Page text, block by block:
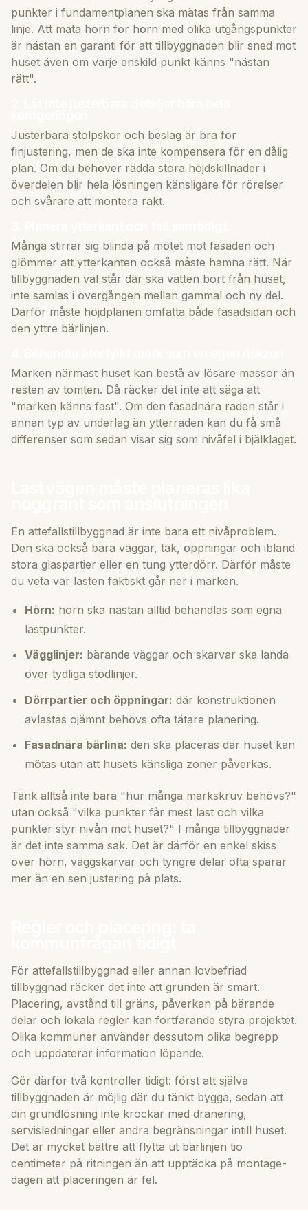
punkter i fundamentplanen ska mätas från samma
linje. Att mäta hörn för hörn med olika utgångspunkter
är nästan en garanti för att tillbyggnaden blir sned mot
huset även om varje enskild punkt känns "nästan
rätt".
Justerbara stolpskor och beslag är bra för
finjustering, men de ska inte kompensera för en dålig
plan. Om du behöver rädda stora höjdskillnader i
överdelen blir hela lösningen känsligare för rörelser
och svårare att montera rakt.
Många stirrar sig blinda på mötet mot fasaden och
glömmer att ytterkanten också måste hamna rätt. När
tillbyggnaden väl står där ska vatten bort från huset,
inte samlas i övergången mellan gammal och ny del.
Därför måste höjdplanen omfatta både fasadsidan och
den yttre bärlinjen.
Marken närmast huset kan bestå av lösare massor än
resten av tomten. Då räcker det inte att säga att
"marken känns fast". Om den fasadnära raden står i
annan typ av underlag än ytterraden kan du få små
differenser som sedan visar sig som nivåfel i bjälklaget.
En attefallstillbyggnad är inte bara ett nivåproblem.
Den ska också bära väggar, tak, öppningar och ibland
stora glaspartier eller en tung ytterdörr. Därför måste
du veta var lasten faktiskt går ner i marken.
Hörn: hörn ska nästan alltid behandlas som egna
lastpunkter.
Vägglinjer: bärande väggar och skarvar ska landa
över tydliga stödlinjer.
Dörrpartier och öppningar: där konstruktionen
avlastas ojämnt behövs ofta tätare planering.
Fasadnära bärlina: den ska placeras där huset kan
mötas utan att husets känsliga zoner påverkas.
Tänk alltså inte bara "hur många markskruv behövs?"
utan också "vilka punkter får mest last och vilka
punkter styr nivån mot huset?" I många tillbyggnader
är det inte samma sak. Det är därför en enkel skiss
över hörn, väggskarvar och tyngre delar ofta sparar
mer än en sen justering på plats.
För attefallstillbyggnad eller annan lovbefriad
tillbyggnad räcker det inte att grunden är smart.
Placering, avstånd till gräns, påverkan på bärande
delar och lokala regler kan fortfarande styra projektet.
Olika kommuner använder dessutom olika begrepp
och uppdaterar information löpande.
Gör därför två kontroller tidigt: först att själva
tillbyggnaden är möjlig där du tänkt bygga, sedan att
din grundlösning inte krockar med dränering,
servisledningar eller andra begränsningar intill huset.
Det är mycket bättre att flytta ut bärlinjen tio
centimeter på ritningen än att upptäcka på montage­
dagen att placeringen är fel.